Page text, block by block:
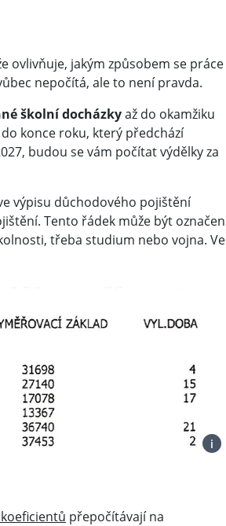
ovlivňuje, jakým způsobem se práce
nepočítá, ale to není pravda.
školní docházkyaž do okamžiku
do konce roku, který předchází
budou se vám počítat výdělky za
výpisu důchodového pojištění
Tento řádek může být označen
třeba studium nebo vojna. Ve
i
přepočítávají na